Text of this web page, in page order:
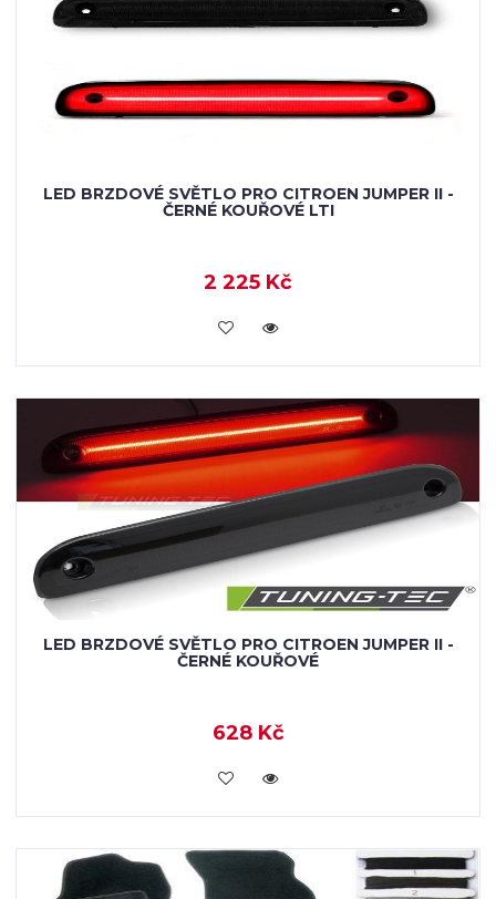
LED BRZDOVÉ SVĚTLO PRO CITROEN JUMPER II -
ČERNÉ KOUŘOVÉ LTI
2 225 Kč
KOUPIT
LED BRZDOVÉ SVĚTLO PRO CITROEN JUMPER II -
ČERNÉ KOUŘOVÉ
628 Kč
KOUPIT